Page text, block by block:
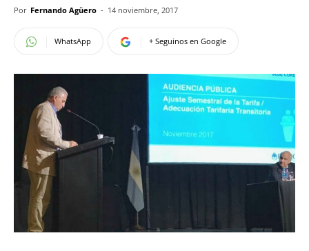
Por Fernando Agüero - 14 noviembre, 2017
WhatsApp + Seguinos en Google